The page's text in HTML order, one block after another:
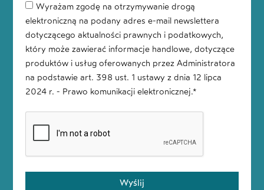
Wyrażam zgodę na otrzymywanie drogą
elektroniczną na podany adres e-mail newslettera
dotyczącego aktualności prawnych i podatkowych,
który może zawierać informacje handlowe, dotyczące
produktów i usług oferowanych przez Administratora
na podstawie art. 398 ust. 1 ustawy z dnia 12 lipca
2024 r. - Prawo komunikacji elektronicznej.*
Wyślij